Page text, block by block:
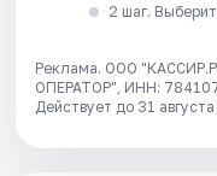
2 шаг.
Реклама. ООО
ОПЕРАТОР", ИНН:
Действует до 31